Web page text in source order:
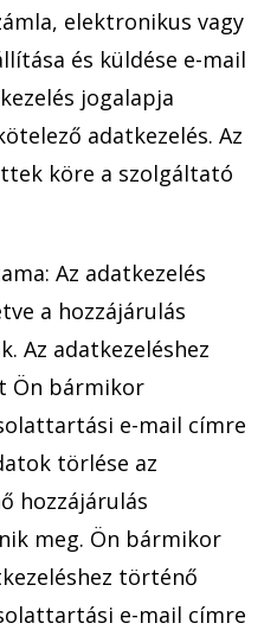
elektronikus vagy
és küldése e-mail
jogalapja
adatkezelés. Az
köre a szolgáltató
Az adatkezelés
a hozzájárulás
Az adatkezeléshez
Ön bármikor
e-mail címre
törlése az
hozzájárulás
meg. Ön bármikor
történő
e-mail címre